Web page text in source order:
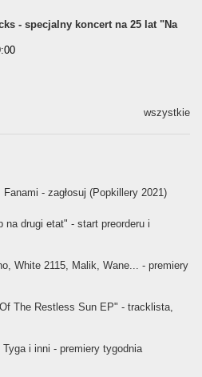
- specjalny koncert na 25 lat "Na
wszystkie
- zagłosuj (Popkillery 2021)
na drugi etat" - start preorderu i
White 2115, Malik, Wane... - premiery
The Restless Sun EP" - tracklista,
i inni - premiery tygodnia